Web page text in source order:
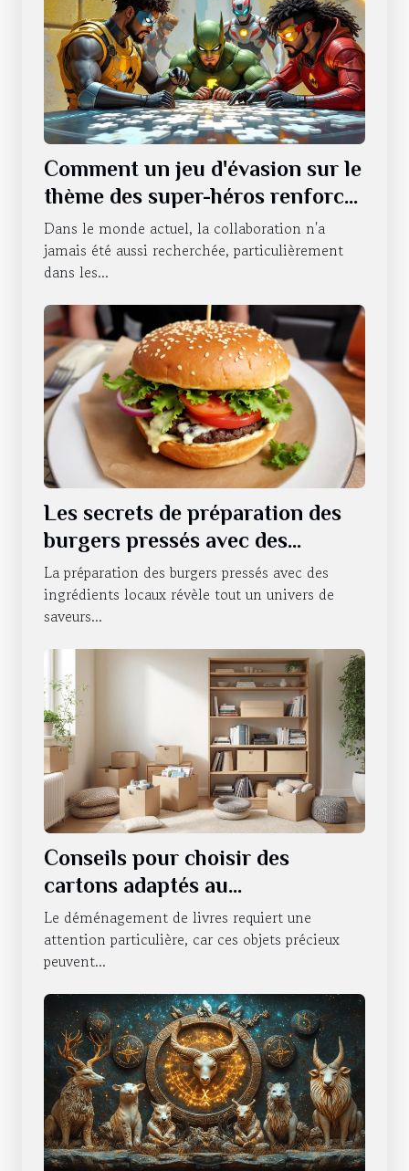
Comment un jeu d'évasion sur le
thème des super-héros renforce
le travail d'équipe ?
Dans le monde actuel, la collaboration n'a
jamais été aussi recherchée, particulièrement
dans les...
Les secrets de préparation des
burgers pressés avec des
ingrédients locaux
La préparation des burgers pressés avec des
ingrédients locaux révèle tout un univers de
saveurs...
Conseils pour choisir des
cartons adaptés au
déménagement de livres
Le déménagement de livres requiert une
attention particulière, car ces objets précieux
peuvent...